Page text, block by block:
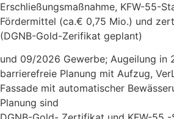
Erschließungsmaßnahme, KFW-55-
Fördermittel (ca.€ 0,75 Mio.) und
(DGNB-Gold-Zerifikat geplant)
und 09/2026 Gewerbe; Augeilung in
barrierefreie Planung mit Aufzug,
Fassade mit automatischer
Planung sind